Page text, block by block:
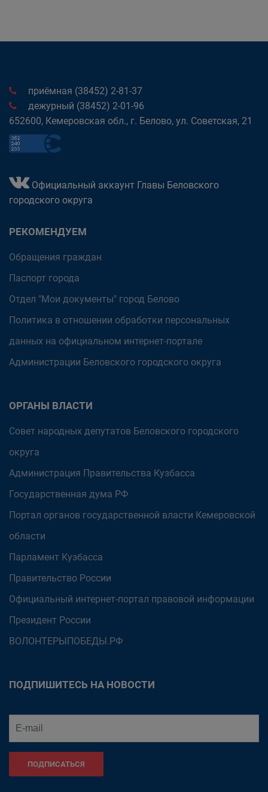
приёмная (38452) 2-81-37
дежурный (38452) 2-01-96
652600, Кемеровская обл., г. Белово, ул. Советская, 21
Официальный аккаунт Главы Беловского
городского округа
РЕКОМЕНДУЕМ
Обращения граждан
Паспорт города
Отдел "Мои документы" город Белово
Политика в отношении обработки персональных
данных на официальном интернет-портале
Администрации Беловского городского округа
ОРГАНЫ ВЛАСТИ
Совет народных депутатов Беловского городского
округа
Администрация Правительства Кузбасса
Государственная дума РФ
Портал органов государственной власти Кемеровской
области
Парламент Кузбасса
Правительство России
Официальный интернет-портал правовой информации
Президент России
ВОЛОНТЕРЫПОБЕДЫ.РФ
ПОДПИШИТЕСЬ НА НОВОСТИ
ПОДПИСАТЬСЯ